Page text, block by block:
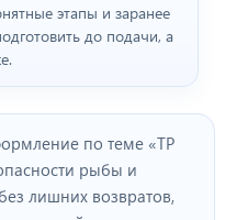
этапы и заранее
до подачи, а
по теме «ТР
рыбы и
лишних возвратов,